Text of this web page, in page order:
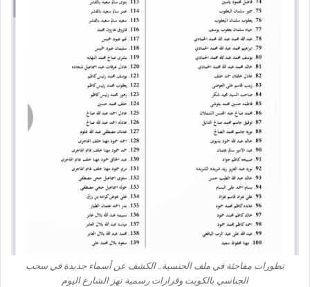
تطورات مفاجئة في ملف الجنسية.. الكشف عن أسماء جديدة في سحب
الجناسي بالكويت وقرارات رسمية تهز الشارع اليوم